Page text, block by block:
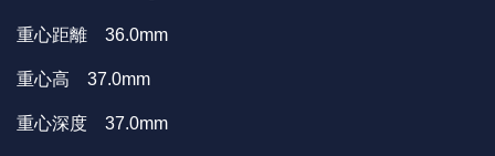
重心距離 36.0mm
重心高 37.0mm
重心深度 37.0mm